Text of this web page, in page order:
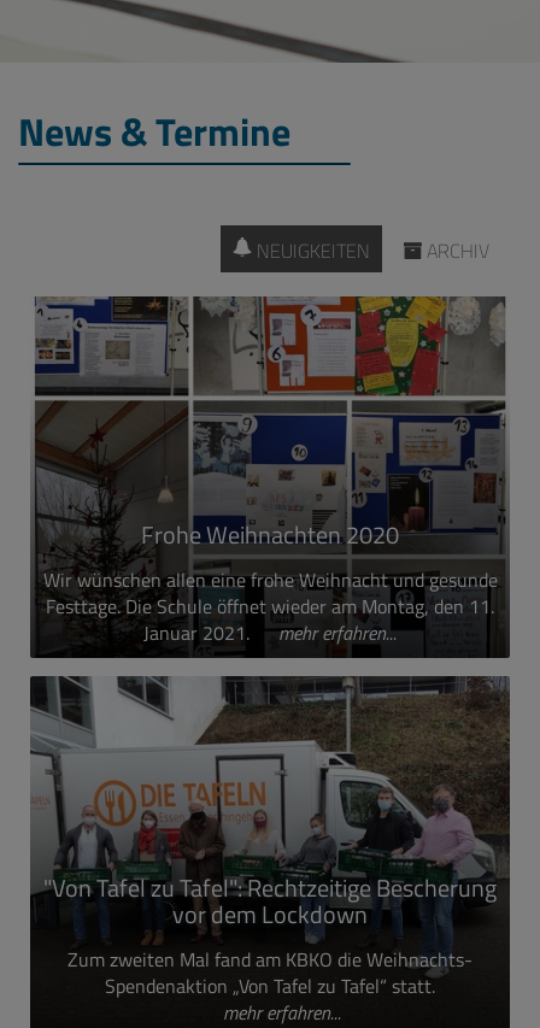
News & Termine
NEUIGKEITEN ARCHIV
Frohe Weihnachten 2020
Wir wünschen allen eine frohe Weihnacht und gesunde
Festtage. Die Schule öffnet wieder am Montag, den 11.
Januar 2021.
mehr erfahren...
"Von Tafel zu Tafel": Rechtzeitige Bescherung
vor dem Lockdown
Zum zweiten Mal fand am KBKO die Weihnachts-
Spendenaktion „Von Tafel zu Tafel“ statt.
mehr erfahren...